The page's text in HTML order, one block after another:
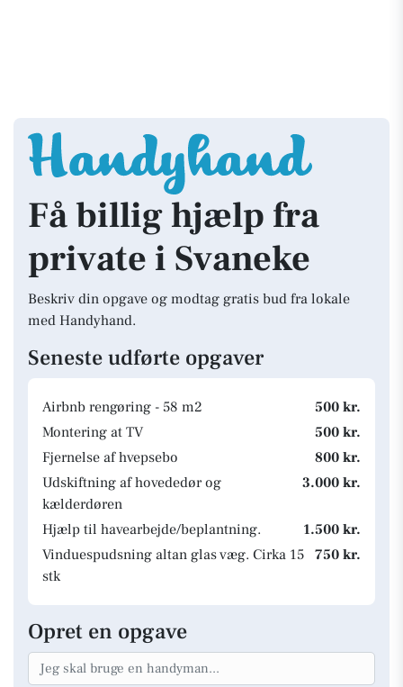
Få billig hjælp fra
private i Svaneke
Beskriv din opgave og modtag gratis bud fra lokale
med Handyhand.
Seneste udførte opgaver
Airbnb rengøring - 58 m2
500 kr.
Montering at TV
500 kr.
Fjernelse af hvepsebo
800 kr.
Udskiftning af hovededør og
kælderdøren
3.000 kr.
Hjælp til havearbejde/beplantning.
1.500 kr.
Vinduespudsning altan glas væg. Cirka 15
stk
750 kr.
Opret en opgave